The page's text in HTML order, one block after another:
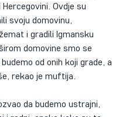
Ovdje su
svoju domovinu,
i gradili Igmansku
domovine smo se
od onih koji grade, a
rekao je muftija.
da budemo ustrajni,